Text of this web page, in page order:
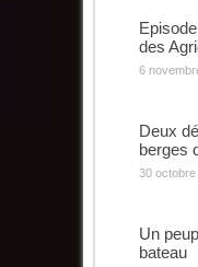
des
6
Deux
berges
30 octobre
Un
bateau